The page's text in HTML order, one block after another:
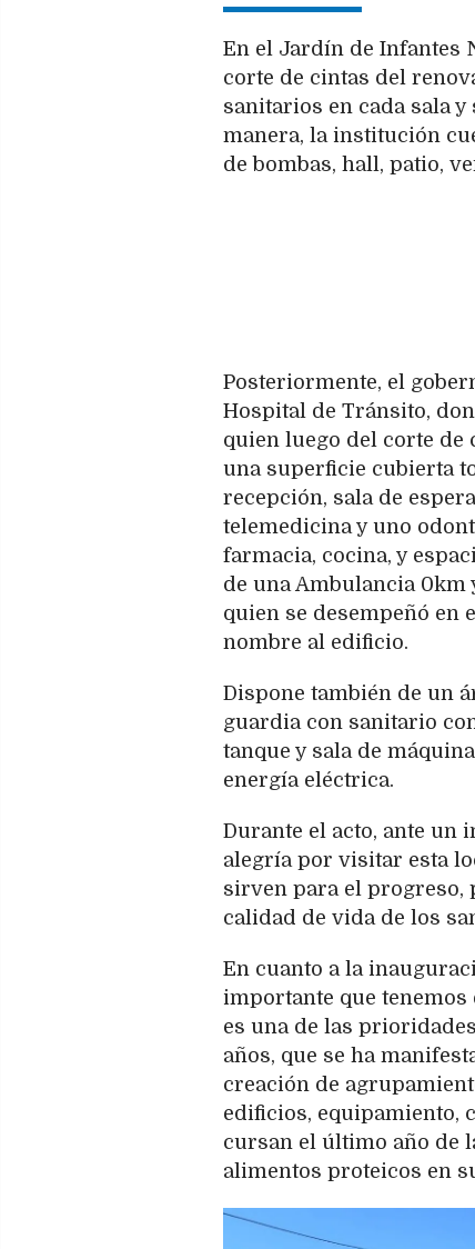
En el Jardín de Infantes
corte de cintas del
sanitarios en cada sala
manera, la institución
de bombas, hall, patio,
Posteriormente, el
Hospital de Tránsito,
quien luego del corte
una superficie cubierta
recepción, sala de
telemedicina y uno
farmacia, cocina, y
de una Ambulancia 0km
quien se desempeñó en
nombre al edificio.
Dispone también de un
guardia con sanitario
tanque y sala de
energía eléctrica.
Durante el acto, ante un
alegría por visitar esta
sirven para el progreso,
calidad de vida de los
En cuanto a la
importante que tenemos
es una de las
años, que se ha
creación de
edificios, equipamiento,
cursan el último año de
alimentos proteicos en